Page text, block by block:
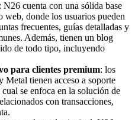
: N26 cuenta con una sólida base
web, donde los usuarios pueden
frecuentes, guías detalladas y
Además, tienen un blog
de todo tipo, incluyendo
para clientes premium: los
Metal tienen acceso a soporte
se enfoca en la solución de
con transacciones,